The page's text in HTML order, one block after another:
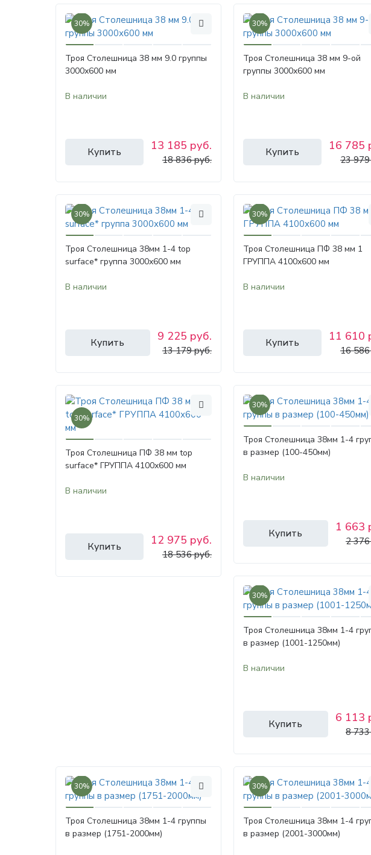
30%
Троя Столешница 38 мм 9.0 группы
3000х600 мм
В наличии
Купить 13 185 руб.
18 836 руб.
30%
Троя Столешница 38 мм 9-ой
группы 3000х600 мм
В наличии
Купить 16 785
23
30%
Троя Столешница 38мм 1-4 top
surface* группа 3000х600 мм
В наличии
Купить 9 225 руб.
13 179 руб.
30%
Троя Столешница ПФ 38 мм 1
ГРУППА 4100х600 мм
В наличии
Купить 11 610
16
30%
Троя Столешница ПФ 38 мм top
surface* ГРУППА 4100х600 мм
В наличии
Купить 12 975 руб.
18 536 руб.
30%
Троя Столешница 38мм 1-4
в размер (100-450мм)
В наличии
Купить 1 663
2
30%
Троя Столешница 38мм 1-4
в размер (1001-1250мм)
В наличии
Купить 6 113
8
30%
Троя Столешница 38мм 1-4 группы
в размер (1751-2000мм)
30%
Троя Столешница 38мм 1-4
в размер (2001-3000мм)